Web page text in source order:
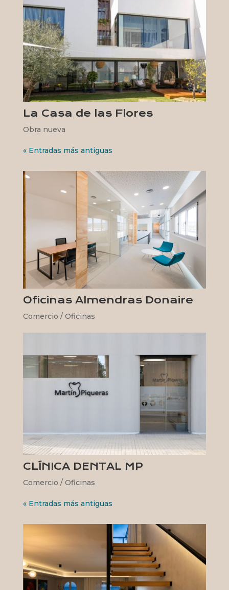
La Casa de las Flores
Obra nueva
« Entradas más antiguas
Oficinas Almendras Donaire
Comercio / Oficinas
CLÍNICA DENTAL MP
Comercio / Oficinas
« Entradas más antiguas